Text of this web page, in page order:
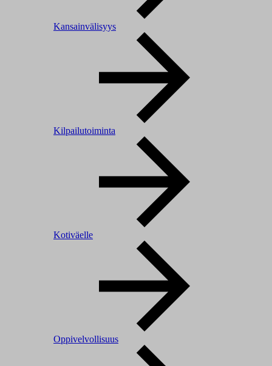
Kansainvälisyys
Kilpailutoiminta
Kotiväelle
Oppivelvollisuus